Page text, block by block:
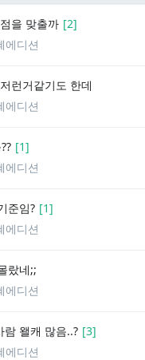
을 맞출까 [2]
에디션
런거같기도 한데
에디션
[1]
에디션
준임? [1]
에디션
랐네;;
에디션
람 왤캐 많음..? [3]
에디션